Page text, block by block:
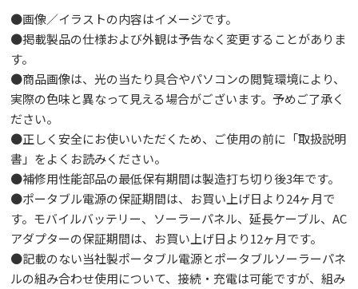
●画像／イラストの内容はイメージです。
●掲載製品の仕様および外観は予告なく変更することがありま
す。
●商品画像は、光の当たり具合やパソコンの閲覧環境により、
実際の色味と異なって見える場合がございます。予めご了承く
ださい。
●正しく安全にお使いいただくため、ご使用の前に「取扱説明
書」をよくお読みください。
●補修用性能部品の最低保有期間は製造打ち切り後3年です。
●ポータブル電源の保証期間は、お買い上げ日より24ヶ月で
す。モバイルバッテリー、ソーラーパネル、延長ケーブル、AC
アダプターの保証期間は、お買い上げ日より12ヶ月です。
●記載のない当社製ポータブル電源とポータブルソーラーパネ
ルの組み合わせ使用について、接続・充電は可能ですが、組み